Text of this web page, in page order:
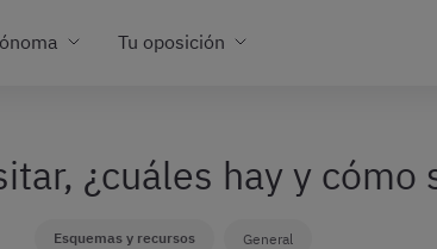
Tu oposición
¿cuáles hay y cómo
Esquemas y recursos General